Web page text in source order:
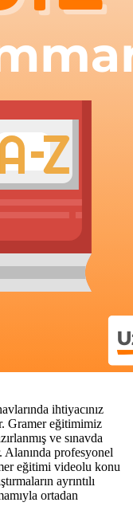
ihtiyacınız
Gramer eğitimimiz
ve sınavda
Alanında profesyonel
eğitimi videolu konu
ayrıntılı
ortadan